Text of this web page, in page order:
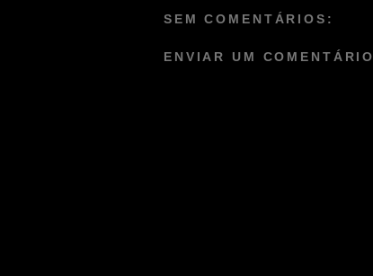
SEM COMENTÁRIOS:
ENVIAR UM COMENTÁRIO